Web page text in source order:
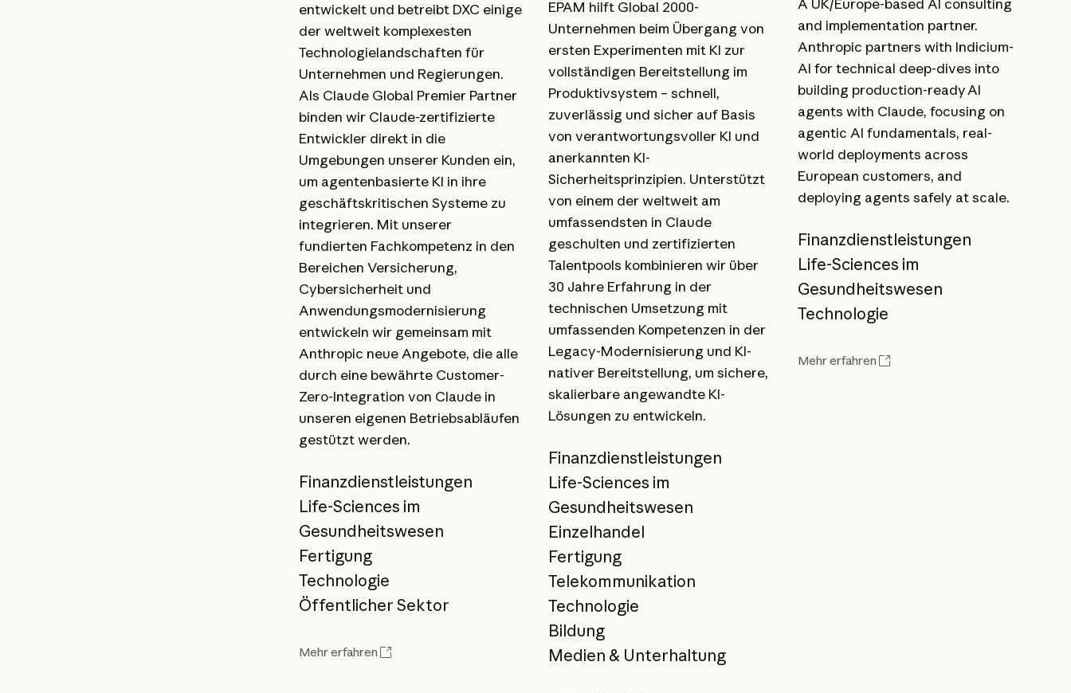
entwickelt und betreibt DXC einige
der weltweit komplexesten
Technologielandschaften für
Unternehmen und Regierungen.
Als Claude Global Premier Partner
binden wir Claude-zertifizierte
Entwickler direkt in die
Umgebungen unserer Kunden ein,
um agentenbasierte KI in ihre
geschäftskritischen Systeme zu
integrieren. Mit unserer
fundierten Fachkompetenz in den
Bereichen Versicherung,
Cybersicherheit und
Anwendungsmodernisierung
entwickeln wir gemeinsam mit
Anthropic neue Angebote, die alle
durch eine bewährte Customer-
Zero-Integration von Claude in
unseren eigenen Betriebsabläufen
gestützt werden.
Finanzdienstleistungen
Life-Sciences im
Gesundheitswesen
Fertigung
Technologie
Öffentlicher Sektor
Mehr erfahren
EPAM hilft Global 2000-
Unternehmen beim Übergang von
ersten Experimenten mit KI zur
vollständigen Bereitstellung im
Produktivsystem – schnell,
zuverlässig und sicher auf Basis
von verantwortungsvoller KI und
anerkannten KI-
Sicherheitsprinzipien. Unterstützt
von einem der weltweit am
umfassendsten in Claude
geschulten und zertifizierten
Talentpools kombinieren wir über
30 Jahre Erfahrung in der
technischen Umsetzung mit
umfassenden Kompetenzen in der
Legacy-Modernisierung und KI-
nativer Bereitstellung, um sichere,
skalierbare angewandte KI-
Lösungen zu entwickeln.
Finanzdienstleistungen
Life-Sciences im
Gesundheitswesen
Einzelhandel
Fertigung
Telekommunikation
Technologie
Bildung
Medien & Unterhaltung
A UK/Europe-based AI consulting
and implementation partner.
Anthropic partners with Indicium-
AI for technical deep-dives into
building production-ready AI
agents with Claude, focusing on
agentic AI fundamentals, real-
world deployments across
European customers, and
deploying agents safely at scale.
Finanzdienstleistungen
Life-Sciences im
Gesundheitswesen
Technologie
Mehr erfahren